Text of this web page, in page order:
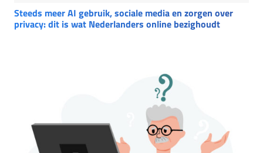
Steeds meer AI gebruik, sociale media en zorgen over
privacy: dit is wat Nederlanders online bezighoudt